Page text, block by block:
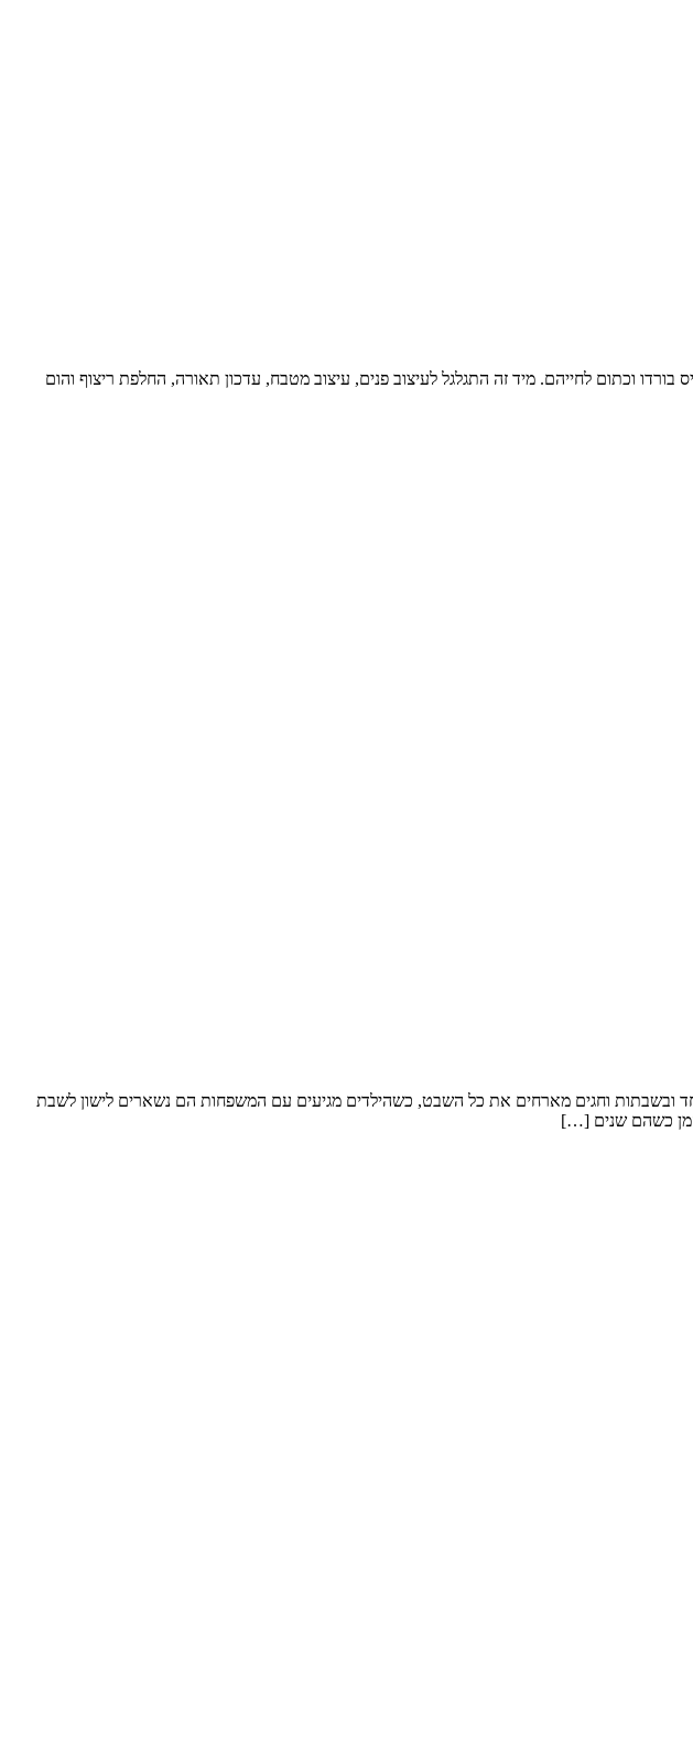
להכניס בורדו וכתום לחייהם. מיד זה התגלגל לעיצוב פנים, עיצוב מטבח, עדכון תאורה, החלפת ריצוף והום
הזמן הם שניהם יחד ובשבתות וחגים מארחים את כל השבט, כשהילדים מגיעים עם המשפחות הם נשארים לישון לשבת
כשהם שנים […]